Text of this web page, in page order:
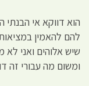
הוא דווקא אי
להם להאמין
שיש אלוהים ואני לא
ומשום מה עבורי זה